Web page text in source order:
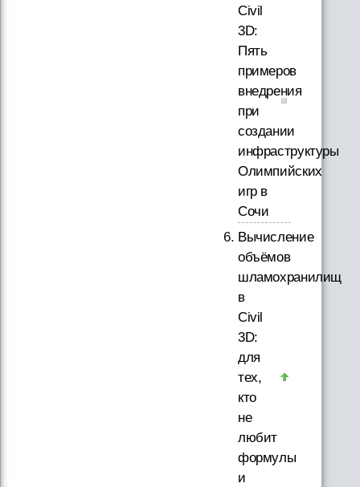
Civil
3D:
Пять
примеров
внедрения
при
создании
инфраструктуры
Олимпийских
игр в
Сочи
Вычисление
объёмов
шламохранилищ
в
Civil
3D:
для
тех,
кто
не
любит
формулы
и